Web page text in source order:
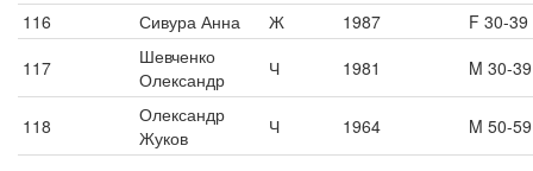
116
Сивура Анна Ж 1987
F 30-39
117
Шевченко
Олександр
Ч 1981 M 30-39
118
Олександр
Жуков
Ч 1964 M 50-59